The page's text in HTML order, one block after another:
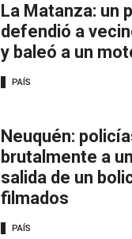
La Matanza: un
defendió a
y baleó a un
PAÍS
Neuquén:
brutalmente a
salida de un
filmados
PAÍS